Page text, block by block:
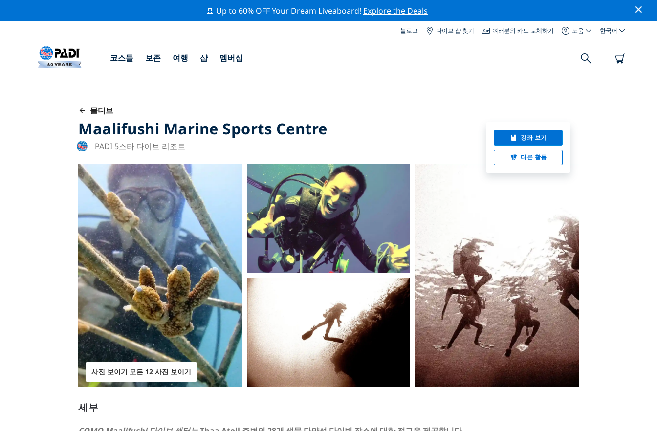
🚢 Up to 60% OFF Your Dream Liveaboard! Explore the Deals
블로그 다이브 샵 찾기 여러분의 카드 교체하기 도움 한국어
코스들 보존 여행 샵 멤버십
몰디브
Maalifushi Marine Sports Centre
PADI 5스타 다이브 리조트
강좌 보기
다른 활동
사진 보이기 모든 12 사진 보이기
세부